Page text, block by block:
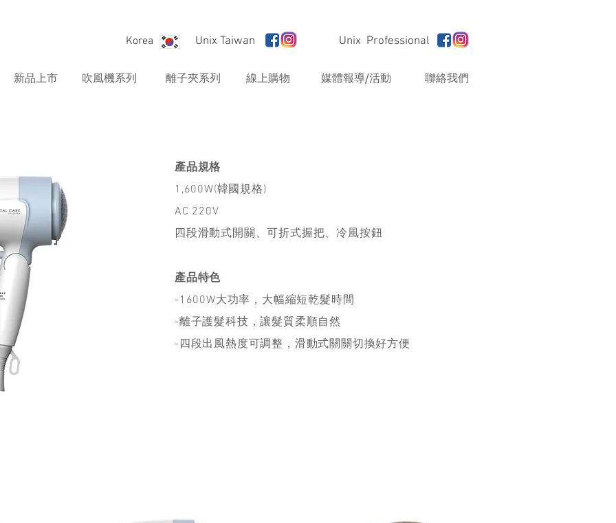
Korea Unix Taiwan Unix Professional
新品上市 吹風機系列 離子夾系列 線上購物 聯絡我們
媒體報導/活動
產品規格
1,600W(韓國規格)
AC 220V
四段滑動式開關、可折式握把、冷風按鈕
產品特色
-1600W大功率，大幅縮短乾髮時間
-離子護髮科技，讓髮質柔順自然
-四段出風熱度可調整，滑動式關關切換好方便